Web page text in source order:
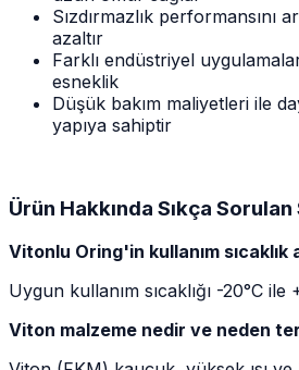
Sızdırmazlık performansını
azaltır
Farklı endüstriyel
esneklik
Düşük bakım maliyetleri ile
yapıya sahiptir
Ürün Hakkında Sıkça
Vitonlu Oring'in kullanım sıcaklık
Uygun kullanım sıcaklığı -20°C ile
Viton malzeme nedir ve neden